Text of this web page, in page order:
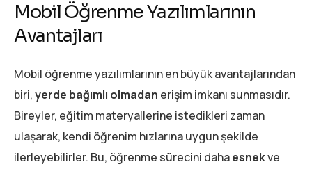
Mobil Öğrenme Yazılımlarının
Avantajları
Mobil öğrenme yazılımlarının en büyük avantajlarından
biri,yerde bağımlı olmadan erişim imkanı sunmasıdır.
Bireyler, eğitim materyallerine istedikleri zaman
ulaşarak, kendi öğrenim hızlarına uygun şekilde
ilerleyebilirler. Bu, öğrenme sürecini dahaesnekve